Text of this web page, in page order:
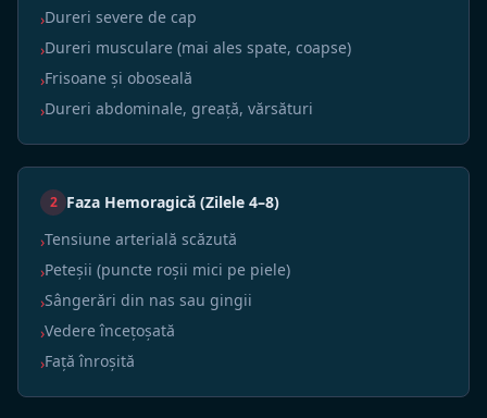
›Dureri severe de cap
›Dureri musculare (mai ales spate, coapse)
›Frisoane și oboseală
›Dureri abdominale, greață, vărsături
2 Faza Hemoragică (Zilele 4–8)
›Tensiune arterială scăzută
›Peteșii (puncte roșii mici pe piele)
›Sângerări din nas sau gingii
›Vedere încețoșată
›Față înroșită